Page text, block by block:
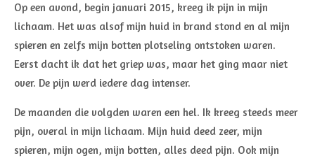
Op een avond, begin januari 2015, kreeg ik pijn in mijn
lichaam. Het was alsof mijn huid in brand stond en al mijn
spieren en zelfs mijn botten plotseling ontstoken waren.
Eerst dacht ik dat het griep was, maar het ging maar niet
over. De pijn werd iedere dag intenser.
De maanden die volgden waren een hel. Ik kreeg steeds meer
pijn, overal in mijn lichaam. Mijn huid deed zeer, mijn
spieren, mijn ogen, mijn botten, alles deed pijn. Ook mijn